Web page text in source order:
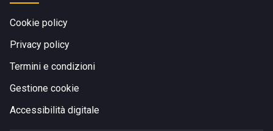
Cookie policy
Privacy policy
Termini e condizioni
Gestione cookie
Accessibilità digitale